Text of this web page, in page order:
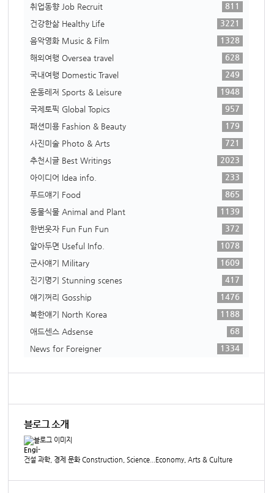
취업동향 Job Recruit
811
건강한삶 Healthy Life
3221
음악영화 Music & Film
1328
해외여행 Oversea travel
628
국내여행 Domestic Travel
249
운동레저 Sports & Leisure
1948
국제토픽 Global Topics
957
패션미용 Fashion & Beauty
179
사진미술 Photo & Arts
721
추천시글 Best Writings
2023
아이디어 Idea info.
233
푸드얘기 Food
865
동물식물 Animal and Plant
1139
한번웃자 Fun Fun Fun
372
알아두면 Useful Info.
1078
군사얘기 Military
1609
진기명기 Stunning scenes
417
얘기꺼리 Gosship
1476
북한얘기 North Korea
1188
애드센스 Adsense
68
News for Foreigner
1334
블로그 소개
Engi-
건설 과학, 경제 문화 Construction, Science...Economy, Arts & Culture